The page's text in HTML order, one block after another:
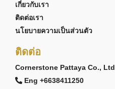
เกี่ยวกับเรา
ติดต่อเรา
นโยบายความเป็นส่วนตัว
ติดต่อ
Cornerstone Pattaya Co., Ltd
Eng +6638411250